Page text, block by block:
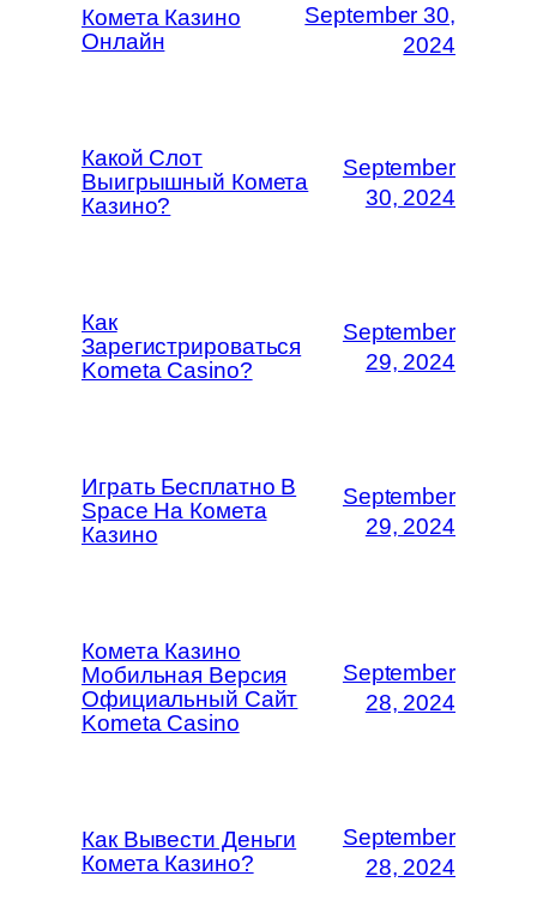
Комета Казино
Онлайн
September 30,
2024
Какой Слот
Выигрышный Комета
Казино?
September
30, 2024
Как
Зарегистрироваться
Kometa Casino?
September
29, 2024
Играть Бесплатно В
Space На Комета
Казино
September
29, 2024
Комета Казино
Мобильная Версия
Официальный Сайт
Kometa Casino
September
28, 2024
Как Вывести Деньги
Комета Казино?
September
28, 2024